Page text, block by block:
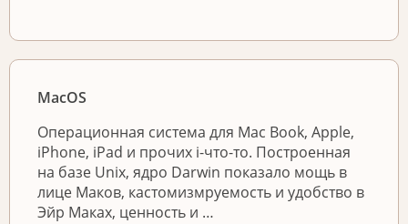
MacOS
Операционная система для Mac Book, Apple,
iPhone, iPad и прочих i-что-то. Построенная
на базе Unix, ядро Darwin показало мощь в
лице Маков, кастомизмруемость и удобство в
Эйр Маках, ценность и …